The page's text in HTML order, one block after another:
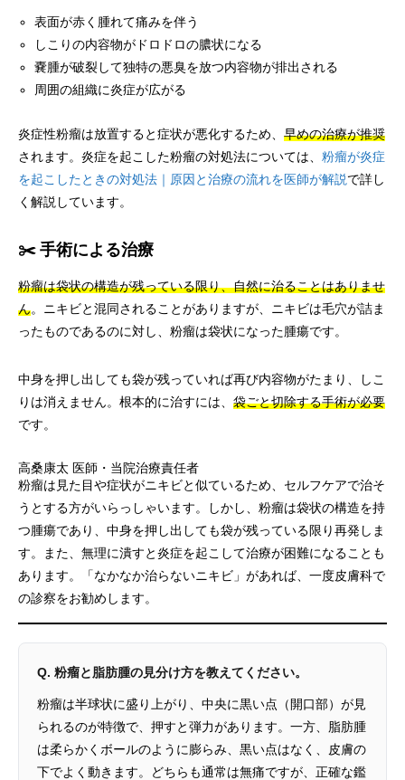
表面が赤く腫れて痛みを伴う
しこりの内容物がドロドロの膿状になる
嚢腫が破裂して独特の悪臭を放つ内容物が排出される
周囲の組織に炎症が広がる
炎症性粉瘤は放置すると症状が悪化するため、 早めの治療が推奨
されます。炎症を起こした粉瘤の対処法については、 粉瘤が炎症
を起こしたときの対処法｜原因と治療の流れを医師が解説で詳し
く解説しています。
✂️ 手術による治療
粉瘤は袋状の構造が残っている限り、自然に治ることはありませ
ん。ニキビと混同されることがありますが、ニキビは毛穴が詰ま
ったものであるのに対し、粉瘤は袋状になった腫瘍です。
中身を押し出しても袋が残っていれば再び内容物がたまり、しこ
りは消えません。根本的に治すには、 袋ごと切除する手術が必要
です。
高桑康太 医師・当院治療責任者
粉瘤は見た目や症状がニキビと似ているため、セルフケアで治そ
うとする方がいらっしゃいます。しかし、粉瘤は袋状の構造を持
つ腫瘍であり、中身を押し出しても袋が残っている限り再発しま
す。また、無理に潰すと炎症を起こして治療が困難になることも
あります。「なかなか治らないニキビ」があれば、一度皮膚科で
の診察をお勧めします。
Q. 粉瘤と脂肪腫の見分け方を教えてください。
粉瘤は半球状に盛り上がり、中央に黒い点（開口部）が見
られるのが特徴で、押すと弾力があります。一方、脂肪腫
は柔らかくボールのように膨らみ、黒い点はなく、皮膚の
下でよく動きます。どちらも通常は無痛ですが、正確な鑑